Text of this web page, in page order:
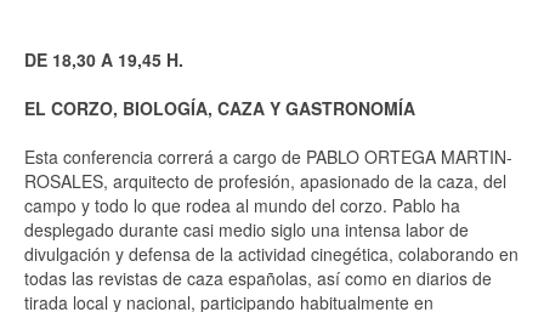
DE 18,30 A 19,45 H.
EL CORZO, BIOLOGÍA, CAZA Y GASTRONOMÍA
Esta conferencia correrá a cargo de PABLO ORTEGA MARTIN-
ROSALES, arquitecto de profesión, apasionado de la caza, del
campo y todo lo que rodea al mundo del corzo. Pablo ha
desplegado durante casi medio siglo una intensa labor de
divulgación y defensa de la actividad cinegética, colaborando en
todas las revistas de caza españolas, así como en diarios de
tirada local y nacional, participando habitualmente en